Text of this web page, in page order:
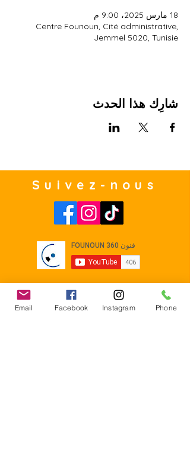
18 مارس 2025، 9:00 م
Centre Founoun, Cité administrative,
Jemmel 5020, Tunisie
شارِك هذا الحدث
Suivez-nous
Email Facebook Instagram Phone